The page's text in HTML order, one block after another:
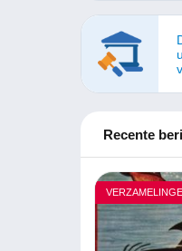
Recente